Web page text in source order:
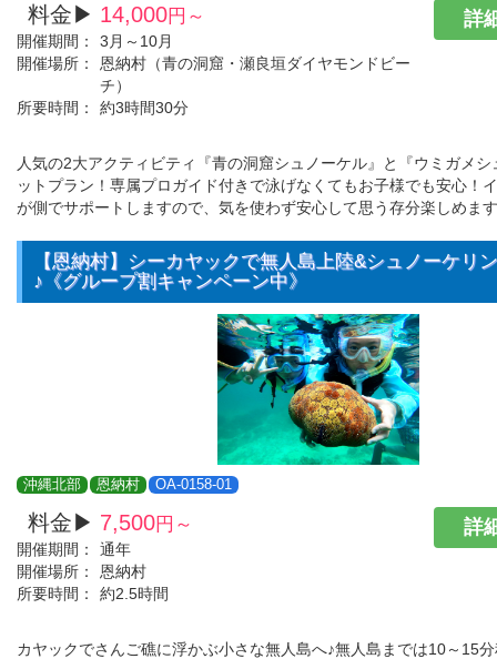
料金▶ 14,000円～
開催期間：
3月～10月
開催場所：
恩納村（青の洞窟・瀬良垣ダイヤモンドビー
チ）
所要時間：
約3時間30分
詳
人気の2大アクティビティ『青の洞窟シュノーケル』と『ウミガメ
ットプラン！専属プロガイド付きで泳げなくてもお子様でも安心！
が側でサポートしますので、気を使わず安心して思う存分楽しめま
【恩納村】シーカヤックで無人島上陸&シュノーケリ
♪《グループ割キャンペーン中》
沖縄北部 恩納村 OA-0158-01
料金▶ 7,500円～
開催期間：
通年
開催場所：
恩納村
所要時間：
約2.5時間
詳
カヤックでさんご礁に浮かぶ小さな無人島へ♪無人島までは10～15